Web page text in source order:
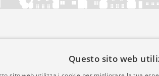
Questo sito web